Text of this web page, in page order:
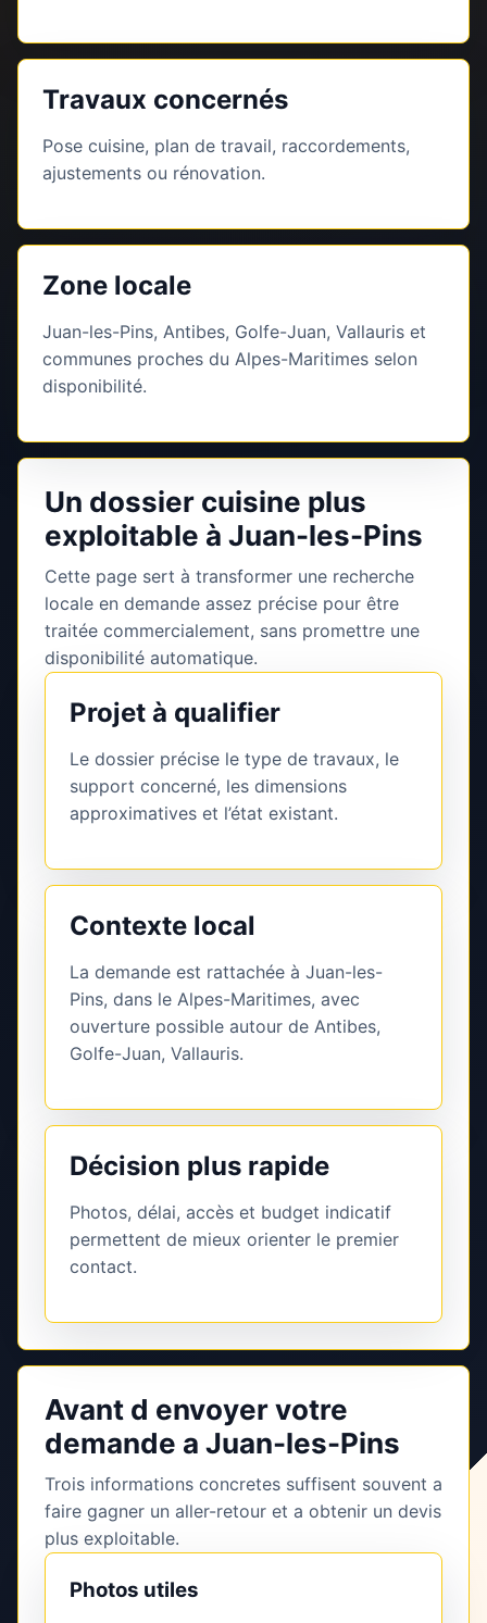
Travaux concernés
Pose cuisine, plan de travail, raccordements,
ajustements ou rénovation.
Zone locale
Juan-les-Pins, Antibes, Golfe-Juan, Vallauris et
communes proches du Alpes-Maritimes selon
disponibilité.
Un dossier cuisine plus
exploitable à Juan-les-Pins
Cette page sert à transformer une recherche
locale en demande assez précise pour être
traitée commercialement, sans promettre une
disponibilité automatique.
Projet à qualifier
Le dossier précise le type de travaux, le
support concerné, les dimensions
approximatives et l’état existant.
Contexte local
La demande est rattachée à Juan-les-
Pins, dans le Alpes-Maritimes, avec
ouverture possible autour de Antibes,
Golfe-Juan, Vallauris.
Décision plus rapide
Photos, délai, accès et budget indicatif
permettent de mieux orienter le premier
contact.
Avant d envoyer votre
demande a Juan-les-Pins
Trois informations concretes suffisent souvent a
faire gagner un aller-retour et a obtenir un devis
plus exploitable.
Photos utiles